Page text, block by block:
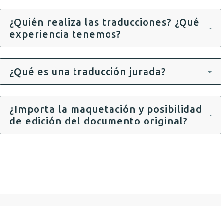
¿Quién realiza las traducciones? ¿Qué
experiencia tenemos?
¿Qué es una traducción jurada?
¿Importa la maquetación y posibilidad
de edición del documento original?